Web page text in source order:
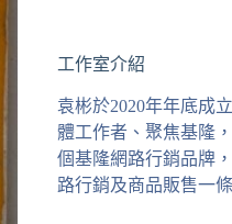
到
合
條
件
的
工作室介紹
袁彬於2020年年底成
體工作者、聚焦基隆
個基隆網路行銷品牌
路行銷及商品販售一